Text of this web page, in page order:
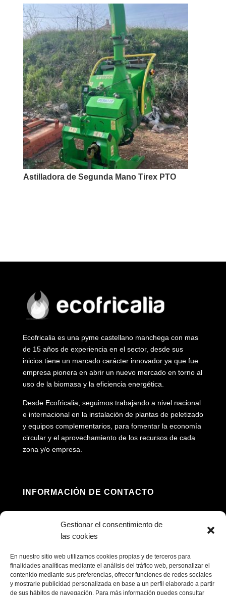
Gestionar el consentimiento de
las cookies
En nuestro sitio web utilizamos cookies propias y de terceros para
finalidades analíticas mediante el análisis del tráfico web, personalizar el
contenido mediante sus preferencias, ofrecer funciones de redes sociales
y mostrarle publicidad personalizada en base a un perfil elaborado a partir
de sus hábitos de navegación. Para más información puedes consultar
Astilladora de Segunda Mano Tirex PTO
Ecofricalia es una pyme castellano manchega con mas
de 15 años de experiencia en el sector, desde sus
inicios tiene un marcado carácter innovador ya que fue
empresa pionera en abrir un nuevo mercado en torno al
uso de la biomasa y la eficiencia energética.
Desde Ecofricalia, seguimos trabajando a nivel nacional
e internacional en la instalación de plantas de peletizado
y equipos complementarios, para fomentar la economía
circular y el aprovechamiento de los recursos de cada
zona y/o empresa.
INFORMACIÓN DE CONTACTO
Pedroñeras, Cuenca
 contacto@ecofricalia.com